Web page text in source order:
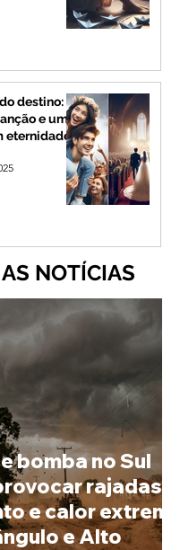
destino:
e um
eternidade
NOTÍCIAS
bomba no Sul
rajadas
e calor extremo
e Alto